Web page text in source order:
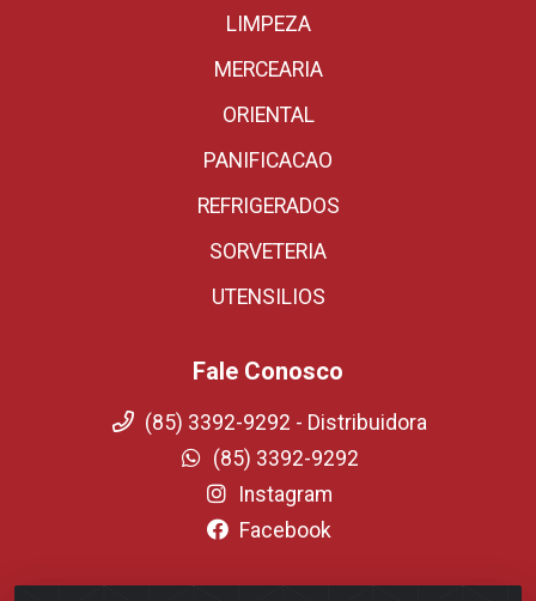
LIMPEZA
MERCEARIA
ORIENTAL
PANIFICACAO
REFRIGERADOS
SORVETERIA
UTENSILIOS
Fale Conosco
(85) 3392-9292 - Distribuidora
(85) 3392-9292
Instagram
Facebook